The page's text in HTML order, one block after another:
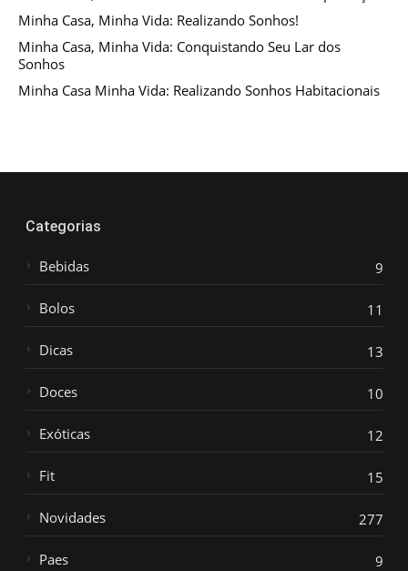
Minha Casa, Minha Vida: Realizando Sonhos!
Minha Casa, Minha Vida: Conquistando Seu Lar dos
Sonhos
Minha Casa Minha Vida: Realizando Sonhos Habitacionais
Categorias
Bebidas 9
Bolos 11
Dicas 13
Doces 10
Exóticas 12
Fit 15
Novidades 277
Paes 9